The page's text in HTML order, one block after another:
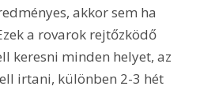
akkor sem ha
a rovarok rejtőzködő
keresni minden helyet, az
irtani, különben 2-3 hét